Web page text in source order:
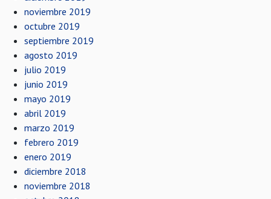
noviembre 2019
octubre 2019
septiembre 2019
agosto 2019
julio 2019
junio 2019
mayo 2019
abril 2019
marzo 2019
febrero 2019
enero 2019
diciembre 2018
noviembre 2018